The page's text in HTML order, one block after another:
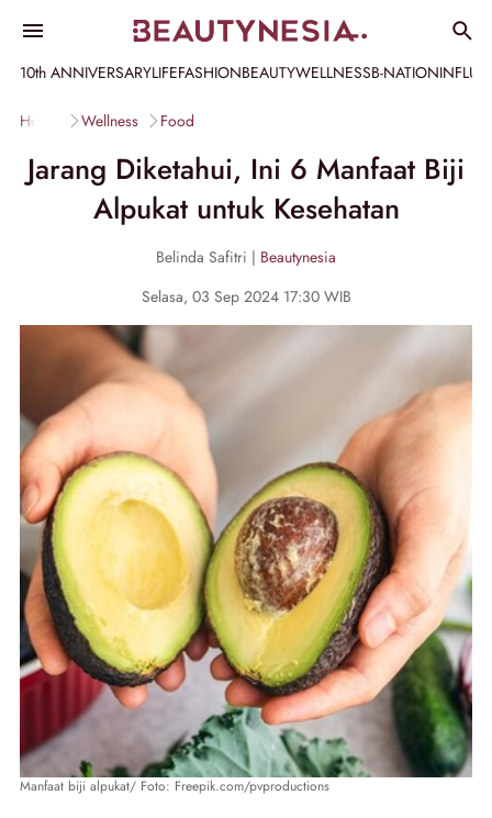
10th ANNIVERSARYLIFEFASHIONBEAUTYWELLNESSB-NATION
Home Wellness Food
Jarang Diketahui, Ini 6 Manfaat Biji
Alpukat untuk Kesehatan
Belinda Safitri | Beautynesia
Selasa, 03 Sep 2024 17:30 WIB
Manfaat biji alpukat/ Foto: Freepik.com/pvproductions